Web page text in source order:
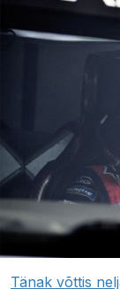
Tänak võttis